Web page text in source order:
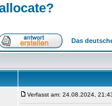
Das
Verfasst am: 24.08.2024,